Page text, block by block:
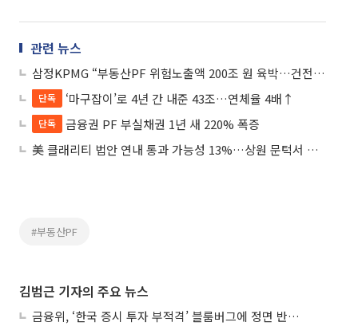
관련 뉴스
삼정KPMG “부동산PF 위험노출액 200조 원 육박…건전성 강화 방안 필요”
단독 ‘마구잡이’로 4년 간 내준 43조…연체율 4배↑
단독
금융권 PF 부실채권 1년 새 220% 폭증
美 클래리티 법안 연내 통과 가능성 13%…상원 문턱서 제동
#부동산PF
김범근 기자의 주요 뉴스
금융위, ‘한국 증시 투자 부적격’ 블룸버그에 정면 반박…“근거 불분명”